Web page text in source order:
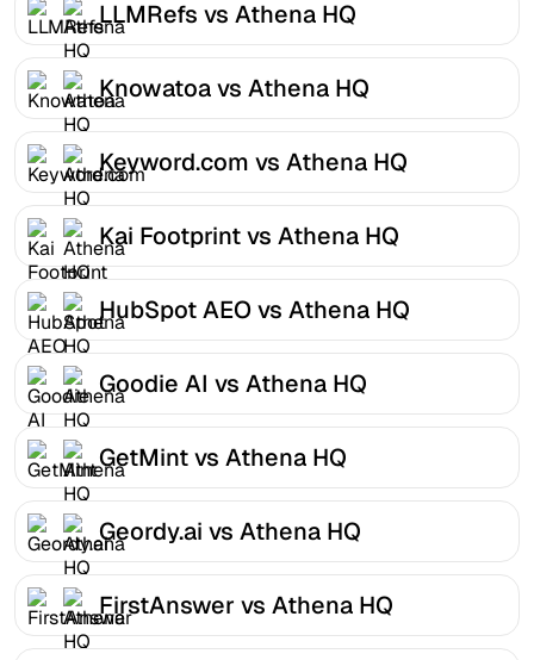
LLMRefs vs Athena HQ
Knowatoa vs Athena HQ
Keyword.com vs Athena HQ
Kai Footprint vs Athena HQ
HubSpot AEO vs Athena HQ
Goodie AI vs Athena HQ
GetMint vs Athena HQ
Geordy.ai vs Athena HQ
FirstAnswer vs Athena HQ